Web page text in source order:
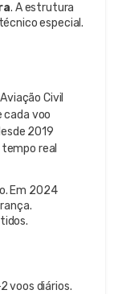
. A estrutura
especial.
Civil
cada voo
2019
real
Cancelamos se o tempo não for adequado. Em 2024
voos diários.